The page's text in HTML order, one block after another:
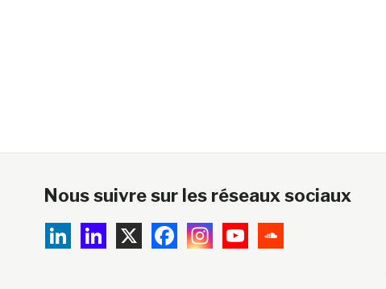
Nous suivre sur les réseaux sociaux